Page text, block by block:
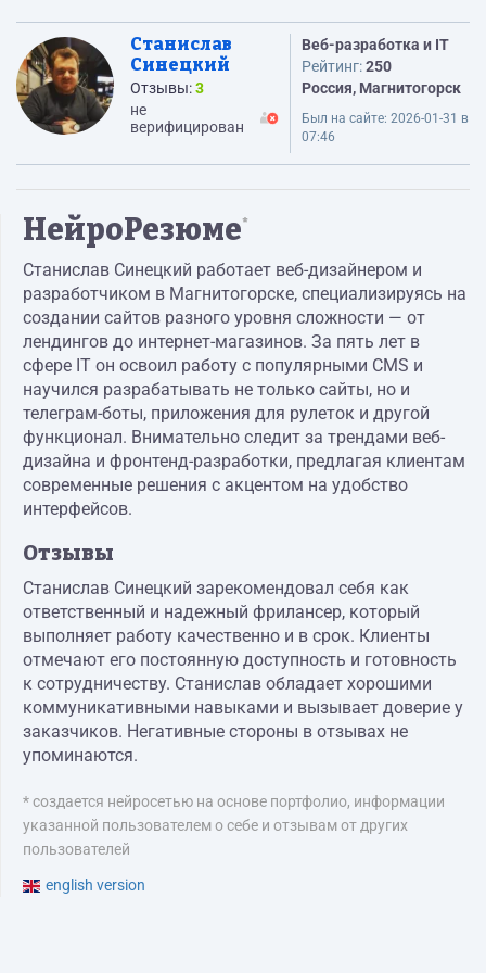
Станислав
Синецкий
Отзывы:3
не
верифицирован
Веб-разработка и IT
Рейтинг:250
Россия, Магнитогорск
Был на сайте:2026-01-31 в
07:46
НейроРезюме*
Станислав Синецкий работает веб-дизайнером и
разработчиком в Магнитогорске, специализируясь на
создании сайтов разного уровня сложности — от
лендингов до интернет-магазинов. За пять лет в
сфере IT он освоил работу с популярными CMS и
научился разрабатывать не только сайты, но и
телеграм-боты, приложения для рулеток и другой
функционал. Внимательно следит за трендами веб-
дизайна и фронтенд-разработки, предлагая клиентам
современные решения с акцентом на удобство
интерфейсов.
Отзывы
Станислав Синецкий зарекомендовал себя как
ответственный и надежный фрилансер, который
выполняет работу качественно и в срок. Клиенты
отмечают его постоянную доступность и готовность
к сотрудничеству. Станислав обладает хорошими
коммуникативными навыками и вызывает доверие у
заказчиков. Негативные стороны в отзывах не
упоминаются.
* создается нейросетью на основе портфолио, информации
указанной пользователем о себе и отзывам от других
пользователей
english version